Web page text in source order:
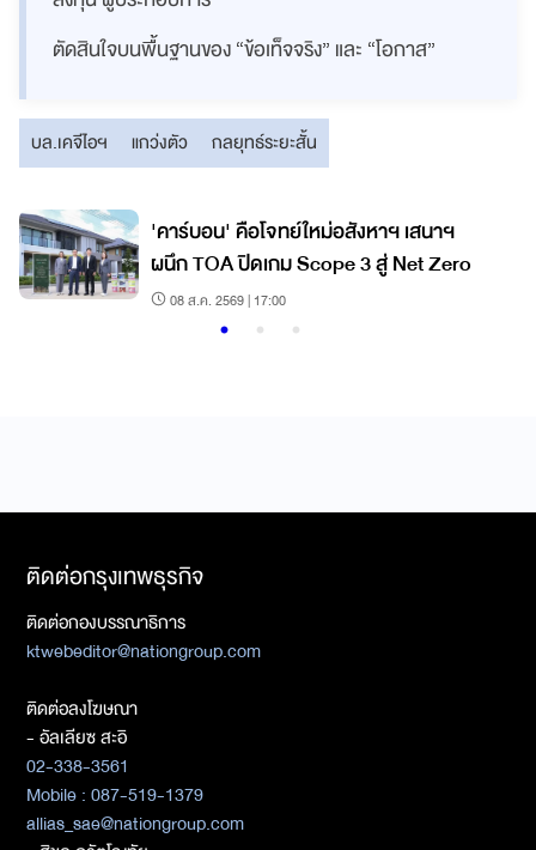
ตัดสินใจบนพื้นฐานของ “ข้อเท็จจริง” และ “โอกาส”
บล.เคจีไอฯ แกว่งตัว กลยุทธ์ระยะสั้น
'คาร์บอน' คือโจทย์ใหม่อสังหาฯ เสนาฯ
ผนึก TOA ปิดเกม Scope 3 สู่ Net Zero
08 ส.ค. 2569 | 17:00
ติดต่อกรุงเทพธุรกิจ
ติดต่อกองบรรณาธิการ
ktwebeditor@nationgroup.com
ติดต่อลงโฆษณา
- อัลเลียซ สะอิ
02-338-3561
Mobile : 087-519-1379
allias_sae@nationgroup.com